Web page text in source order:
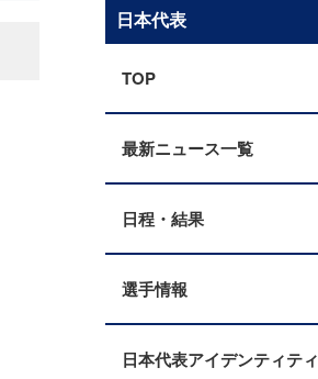
日本代表
TOP
最新ニュース一覧
日程・結果
選手情報
日本代表アイデンティティ